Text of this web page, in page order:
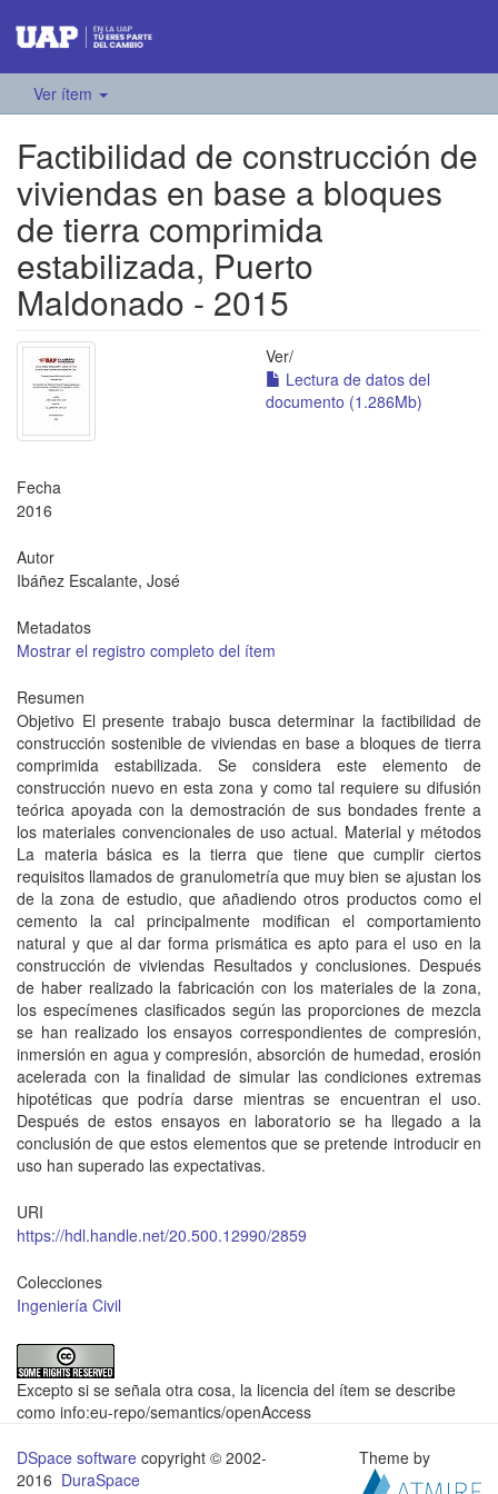
Ver ítem
Factibilidad de construcción de
viviendas en base a bloques
de tierra comprimida
estabilizada, Puerto
Maldonado - 2015
Ver/
Lectura de datos del
documento (1.286Mb)
Fecha
2016
Autor
Ibáñez Escalante, José
Metadatos
Mostrar el registro completo del ítem
Resumen
Objetivo El presente trabajo busca determinar la factibilidad de
construcción sostenible de viviendas en base a bloques de tierra
comprimida estabilizada. Se considera este elemento de
construcción nuevo en esta zona y como tal requiere su difusión
teórica apoyada con la demostración de sus bondades frente a
los materiales convencionales de uso actual. Material y métodos
La materia básica es la tierra que tiene que cumplir ciertos
requisitos llamados de granulometría que muy bien se ajustan los
de la zona de estudio, que añadiendo otros productos como el
cemento la cal principalmente modifican el comportamiento
natural y que al dar forma prismática es apto para el uso en la
construcción de viviendas Resultados y conclusiones. Después
de haber realizado la fabricación con los materiales de la zona,
los especímenes clasificados según las proporciones de mezcla
se han realizado los ensayos correspondientes de compresión,
inmersión en agua y compresión, absorción de humedad, erosión
acelerada con la finalidad de simular las condiciones extremas
hipotéticas que podría darse mientras se encuentran el uso.
Después de estos ensayos en laboratorio se ha llegado a la
conclusión de que estos elementos que se pretende introducir en
uso han superado las expectativas.
URI
https://hdl.handle.net/20.500.12990/2859
Colecciones
Ingeniería Civil
Excepto si se señala otra cosa, la licencia del ítem se describe
como info:eu-repo/semantics/openAccess
DSpace software copyright © 2002-
2016 DuraSpace
Theme by